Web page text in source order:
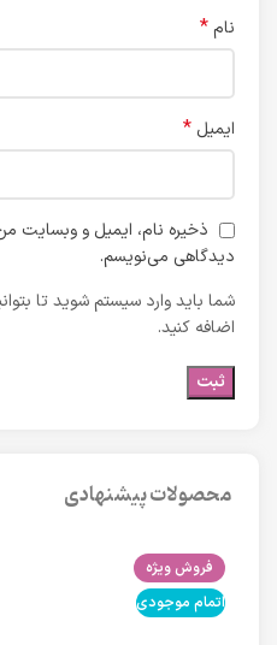
نام *
ایمیل *
ذخیره نام، ایمیل و وبسایت
دیدگاهی می‌نویسم.
شما باید وارد سیستم شوید تا
اضافه کنید.
محصولات پیشنهادی
فروش ویژه
اتمام موجودی